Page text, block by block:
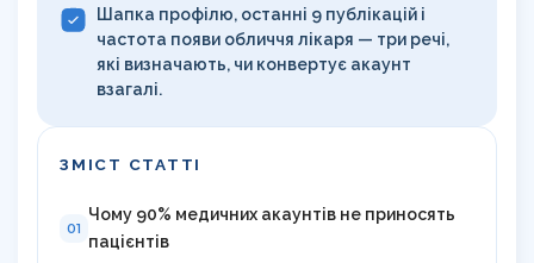
Шапка профілю, останні 9 публікацій і
частота появи обличчя лікаря — три речі,
які визначають, чи конвертує акаунт
взагалі.
ЗМІСТ СТАТТІ
01
Чому 90% медичних акаунтів не приносять
пацієнтів